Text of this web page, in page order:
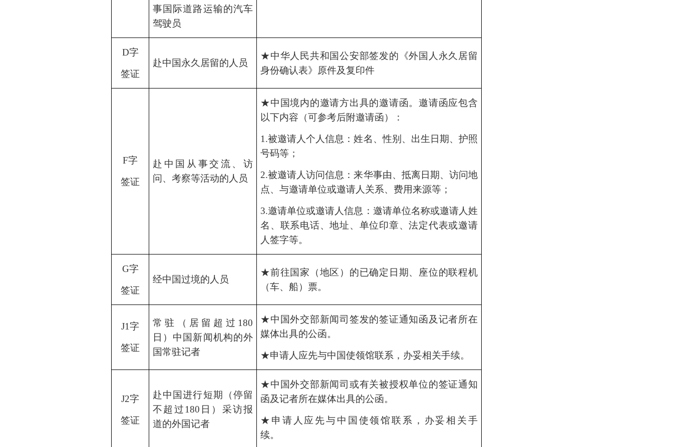
事国际道路运输的汽车
驾驶员
D字
签证
赴中国永久居留的人员
★中华人民共和国公安部签发的《外国人永久居留
身份确认表》原件及复印件
F字
签证
赴中国从事交流、访
问、考察等活动的人员
★中国境内的邀请方出具的邀请函。邀请函应包含
以下内容 （可参考后附邀请函） ：
1.被邀请人个人信息：姓名、性别、出生日期、护照
号码等；
2.被邀请人访问信息：来华事由、抵离日期、访问地
点、与邀请单位或邀请人关系、费用来源等；
3.邀请单位或邀请人信息：邀请单位名称或邀请人姓
名、联系电话、地址、单位印章、法定代表或邀请
人签字等。
G字
签证
经中国过境的人员
★前往国家（地区）的已确定日期、座位的联程机
（车、船）票。
J1字
签证
常驻（居留超过180
日）中国新闻机构的外
国常驻记者
★中国外交部新闻司签发的签证通知函及记者所在
媒体出具的公函。
★申请人应先与中国使领馆联系，办妥相关手续。
J2字
签证
赴中国进行短期（停留
不超过180日）采访报
道的外国记者
★中国外交部新闻司或有关被授权单位的签证通知
函及记者所在媒体出具的公函。
★申请人应先与中国使领馆联系，办妥相关手
续。